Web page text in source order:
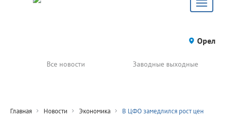
Toggle
Орел
Все новости Заводные выходные
Главная Новости Экономика В ЦФО замедлился рост цен